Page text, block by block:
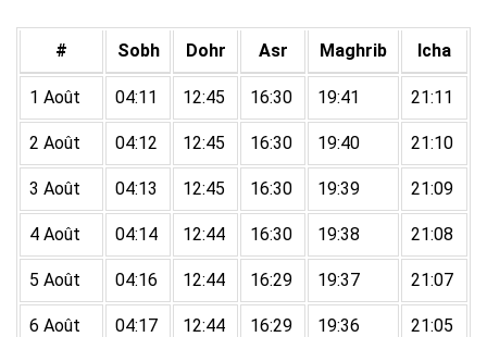
# Sobh Dohr Asr Maghrib Icha
1 Août 04:11 12:45 16:30 19:41 21:11
2 Août 04:12 12:45 16:30 19:40 21:10
3 Août 04:13 12:45 16:30 19:39 21:09
4 Août 04:14 12:44 16:30 19:38 21:08
5 Août 04:16 12:44 16:29 19:37 21:07
6 Août 04:17 12:44 16:29 19:36 21:05